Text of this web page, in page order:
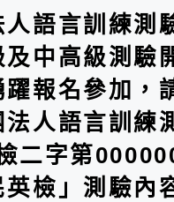
語言訓練測
及中高級測驗
報名參加，
法人語言訓練
二字第
檢」測驗內